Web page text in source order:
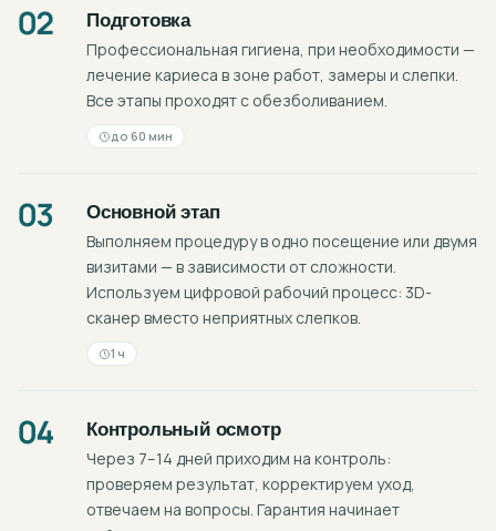
02 Подготовка
Профессиональная гигиена, при необходимости —
лечение кариеса в зоне работ, замеры и слепки.
Все этапы проходят с обезболиванием.
до 60 мин
03 Основной этап
Выполняем процедуру в одно посещение или двумя
визитами — в зависимости от сложности.
Используем цифровой рабочий процесс: 3D-
сканер вместо неприятных слепков.
1 ч
04 Контрольный осмотр
Через 7–14 дней приходим на контроль:
проверяем результат, корректируем уход,
отвечаем на вопросы. Гарантия начинает